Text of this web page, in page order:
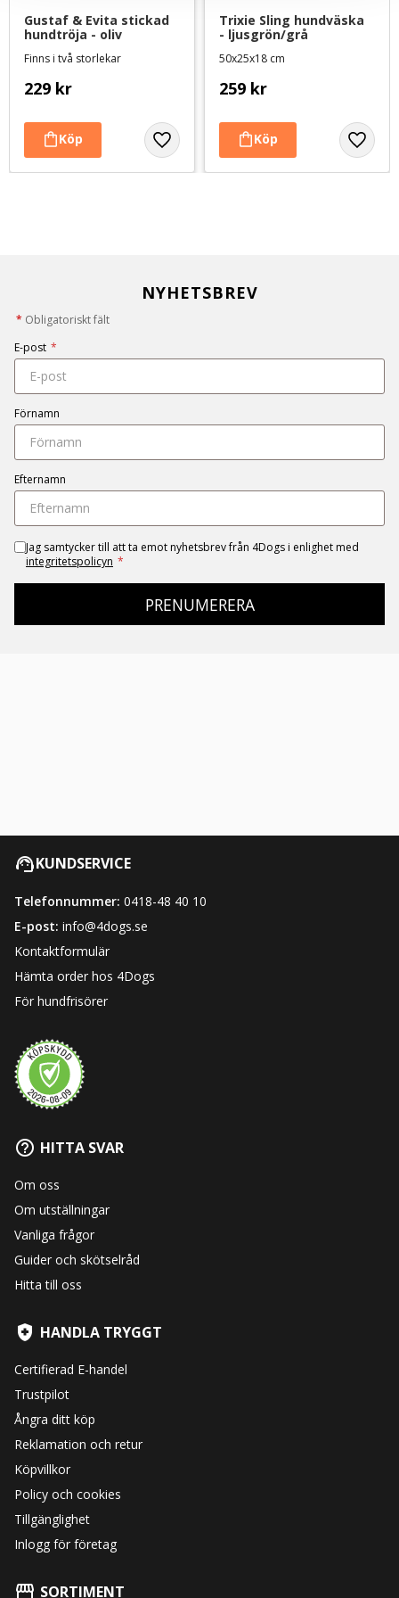
Gustaf & Evita stickad
hundtröja - oliv
Finns i två storlekar
229 kr
Trixie Sling hundväska
- ljusgrön/grå
50x25x18 cm
259 kr
NYHETSBREV
* Obligatoriskt fält
E-post *
Förnamn
Efternamn
Jag samtycker till att ta emot nyhetsbrev från 4Dogs i enlighet med
integritetspolicyn *
PRENUMERERA
KUNDSERVICE
Telefonnummer: 0418-48 40 10
E-post: info@4dogs.se
Kontaktformulär
Hämta order hos 4Dogs
För hundfrisörer
HITTA SVAR
Om oss
Om utställningar
Vanliga frågor
Guider och skötselråd
Hitta till oss
HANDLA TRYGGT
Certifierad E-handel
Trustpilot
Ångra ditt köp
Reklamation och retur
Köpvillkor
Policy och cookies
Tillgänglighet
Inlogg för företag
SORTIMENT